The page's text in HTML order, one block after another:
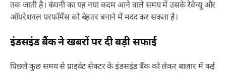
तक जाती है। कंपनी का यह नया कदम आने वाले समय में उसके रेवेन्यू और
ऑपरेशनल परफॉर्मेंस को बेहतर बनाने में मदद कर सकता है।
इंडसइंड बैंक ने खबरों पर दी बड़ी सफाई
पिछले कुछ समय से प्राइवेट सेक्टर के इंडसइंड बैंक को लेकर बाजार में कई